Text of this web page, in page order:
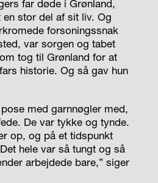
far døde i Grønland,
en stor del af sit liv. Og
forsoningssnak
var sorgen og tabet
tog til Grønland for at
historie. Og så gav hun
med garnnøgler med,
De var tykke og tynde.
op, og på et tidspunkt
hele var så tungt og så
arbejdede bare,” siger